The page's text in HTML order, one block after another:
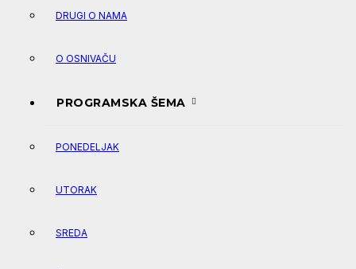
DRUGI O NAMA
O OSNIVAČU
PROGRAMSKA ŠEMA
PONEDELJAK
UTORAK
SREDA